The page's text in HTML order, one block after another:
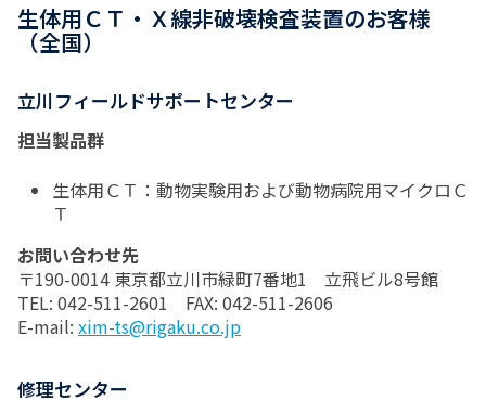
生体用ＣＴ・Ｘ線非破壊検査装置のお客様
（全国）
立川フィールドサポートセンター
担当製品群
生体用ＣＴ：動物実験用および動物病院用マイクロＣ
Ｔ
お問い合わせ先
〒190-0014 東京都立川市緑町7番地1 立飛ビル8号館
TEL: 042-511-2601 FAX: 042-511-2606
E-mail: xim-ts@rigaku.co.jp
修理センター